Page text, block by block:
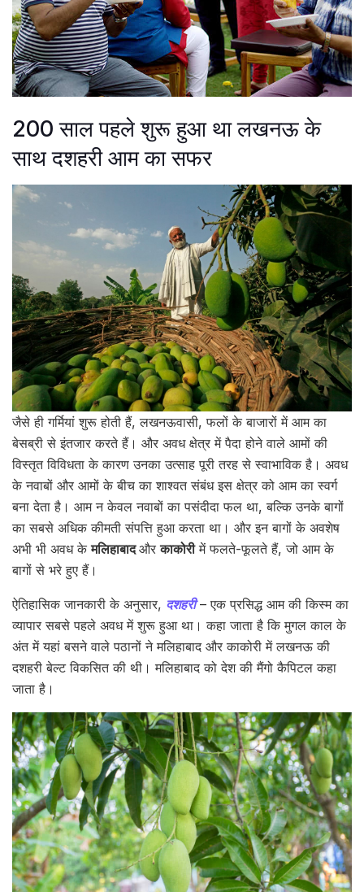
200 साल पहले शुरू हुआ था लखनऊ के
साथ दशहरी आम का सफर
जैसे ही गर्मियां शुरू होती हैं, लखनऊवासी, फलों के बाजारों में आम का
बेसब्री से इंतजार करते हैं। और अवध क्षेत्र में पैदा होने वाले आमों की
विस्तृत विविधता के कारण उनका उत्साह पूरी तरह से स्वाभाविक है। अवध
के नवाबों और आमों के बीच का शाश्वत संबंध इस क्षेत्र को आम का स्वर्ग
बना देता है। आम न केवल नवाबों का पसंदीदा फल था, बल्कि उनके बागों
का सबसे अधिक कीमती संपत्ति हुआ करता था। और इन बागों के अवशेष
अभी भी अवध केमलिहाबादऔरकाकोरीमें फलते-फूलते हैं, जो आम के
बागों से भरे हुए हैं।
ऐतिहासिक जानकारी के अनुसार, दशहरी– एक प्रसिद्ध आम की किस्म का
व्यापार सबसे पहले अवध में शुरू हुआ था। कहा जाता है कि मुगल काल के
अंत में यहां बसने वाले पठानों ने मलिहाबाद और काकोरी में लखनऊ की
दशहरी बेल्ट विकसित की थी। मलिहाबाद को देश की मैंगो कैपिटल कहा
जाता है।